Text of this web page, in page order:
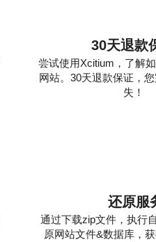
30天退款
尝试使用Xcitium，了解
网站。30天退款保证，
失！
还原服
通过下载zip文件，执行
原网站文件&数据库，